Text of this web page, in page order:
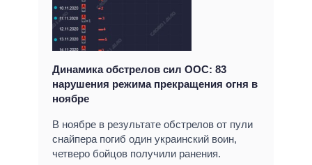
Динамика обстрелов сил ООС: 83
нарушения режима прекращения огня в
ноябре
В ноябре в результате обстрелов от пули
снайпера погиб один украинский воин,
четверо бойцов получили ранения.